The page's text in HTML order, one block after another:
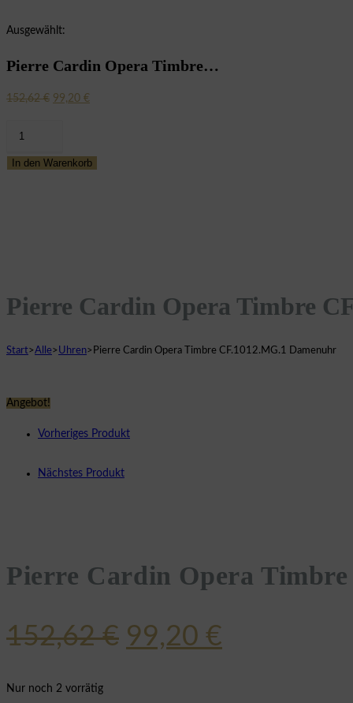
Ausgewählt:
Pierre Cardin Opera Timbre…
152,62€ Ursprünglicher
152,62 €
99,20 €Aktueller
99,20 €.
Opera
In den Warenkorb
Pierre Cardin Opera Timbre
Start>Alle>Uhren> Pierre Cardin Opera Timbre CF.1012.MG.1 Damenuhr
Angebot!
Vorheriges Produkt
Nächstes Produkt
Pierre Cardin Opera
152,62€ Ursprünglicher
99,20 €
Nur noch 2 vorrätig